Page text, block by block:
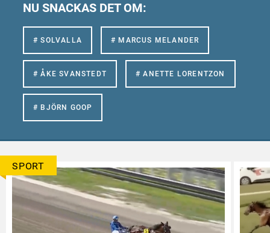
NU SNACKAS DET OM:
# SOLVALLA # MARCUS MELANDER
# ÅKE SVANSTEDT # ANETTE LORENTZON
# BJÖRN GOOP
SPORT